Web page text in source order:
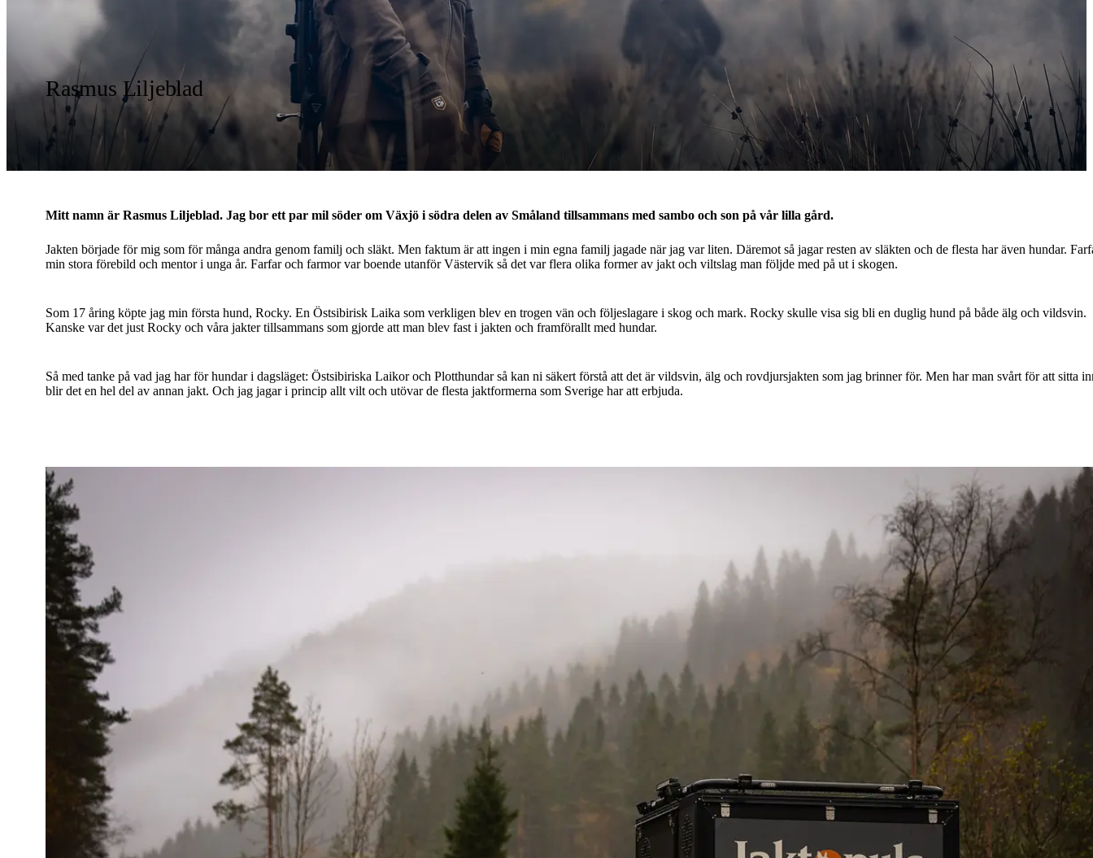
Rasmus Liljeblad
Mitt namn är Rasmus Liljeblad. Jag bor ett par mil söder om Växjö i södra delen av Småland tillsammans med sambo och son på vår lilla gård.
Jakten började för mig som för många andra genom familj och släkt. Men faktum är att ingen i min egna familj jagade när jag var liten. Däremot så jagar resten av släkten och de flesta har även hundar.
min stora förebild och mentor i unga år. Farfar och farmor var boende utanför Västervik så det var flera olika former av jakt och viltslag man följde med på ut i skogen.
Som 17 åring köpte jag min första hund, Rocky. En Östsibirisk Laika som verkligen blev en trogen vän och följeslagare i skog och mark. Rocky skulle visa sig bli en duglig hund på både älg och vildsvin.
Kanske var det just Rocky och våra jakter tillsammans som gjorde att man blev fast i jakten och framförallt med hundar.
Så med tanke på vad jag har för hundar i dagsläget: Östsibiriska Laikor och Plotthundar så kan ni säkert förstå att det är vildsvin, älg och rovdjursjakten som jag brinner för. Men har man svårt för att sitta
blir det en hel del av annan jakt. Och jag jagar i princip allt vilt och utövar de flesta jaktformerna som Sverige har att erbjuda.